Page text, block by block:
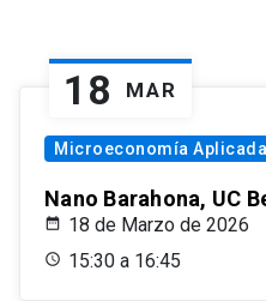
18 MAR
Microeconomía Aplicada
Nano Barahona, UC
18 de Marzo de 2026
15:30 a 16:45